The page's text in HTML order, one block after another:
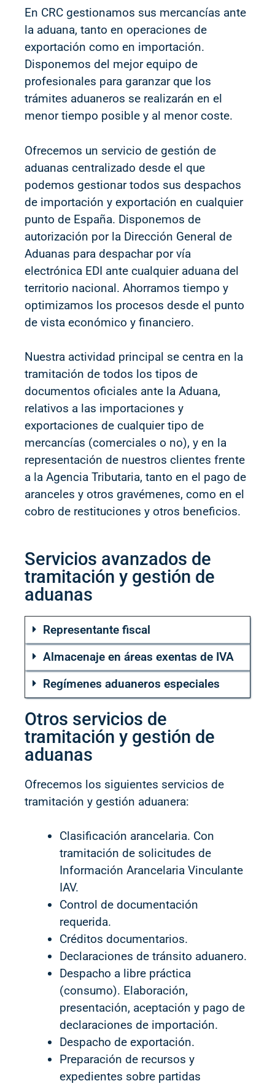
En CRC gestionamos sus mercancías ante
la aduana, tanto en operaciones de
exportación como en importación.
Disponemos del mejor equipo de
profesionales para garanzar que los
trámites aduaneros se realizarán en el
menor tiempo posible y al menor coste.
Ofrecemos un servicio de gestión de
aduanas centralizado desde el que
podemos gestionar todos sus despachos
de importación y exportación en cualquier
punto de España. Disponemos de
autorización por la Dirección General de
Aduanas para despachar por vía
electrónica EDI ante cualquier aduana del
territorio nacional. Ahorramos tiempo y
optimizamos los procesos desde el punto
de vista económico y financiero.
Nuestra actividad principal se centra en la
tramitación de todos los tipos de
documentos oficiales ante la Aduana,
relativos a las importaciones y
exportaciones de cualquier tipo de
mercancías (comerciales o no), y en la
representación de nuestros clientes frente
a la Agencia Tributaria, tanto en el pago de
aranceles y otros gravémenes, como en el
cobro de restituciones y otros beneficios.
Servicios avanzados de
tramitación y gestión de
aduanas
Representante fiscal
Almacenaje en áreas exentas de IVA
Regímenes aduaneros especiales
Otros servicios de
tramitación y gestión de
aduanas
Ofrecemos los siguientes servicios de
tramitación y gestión aduanera:
Clasificación arancelaria. Con
tramitación de solicitudes de
Información Arancelaria Vinculante
IAV.
Control de documentación
requerida.
Créditos documentarios.
Declaraciones de tránsito aduanero.
Despacho a libre práctica
(consumo). Elaboración,
presentación, aceptación y pago de
declaraciones de importación.
Despacho de exportación.
Preparación de recursos y
expedientes sobre partidas